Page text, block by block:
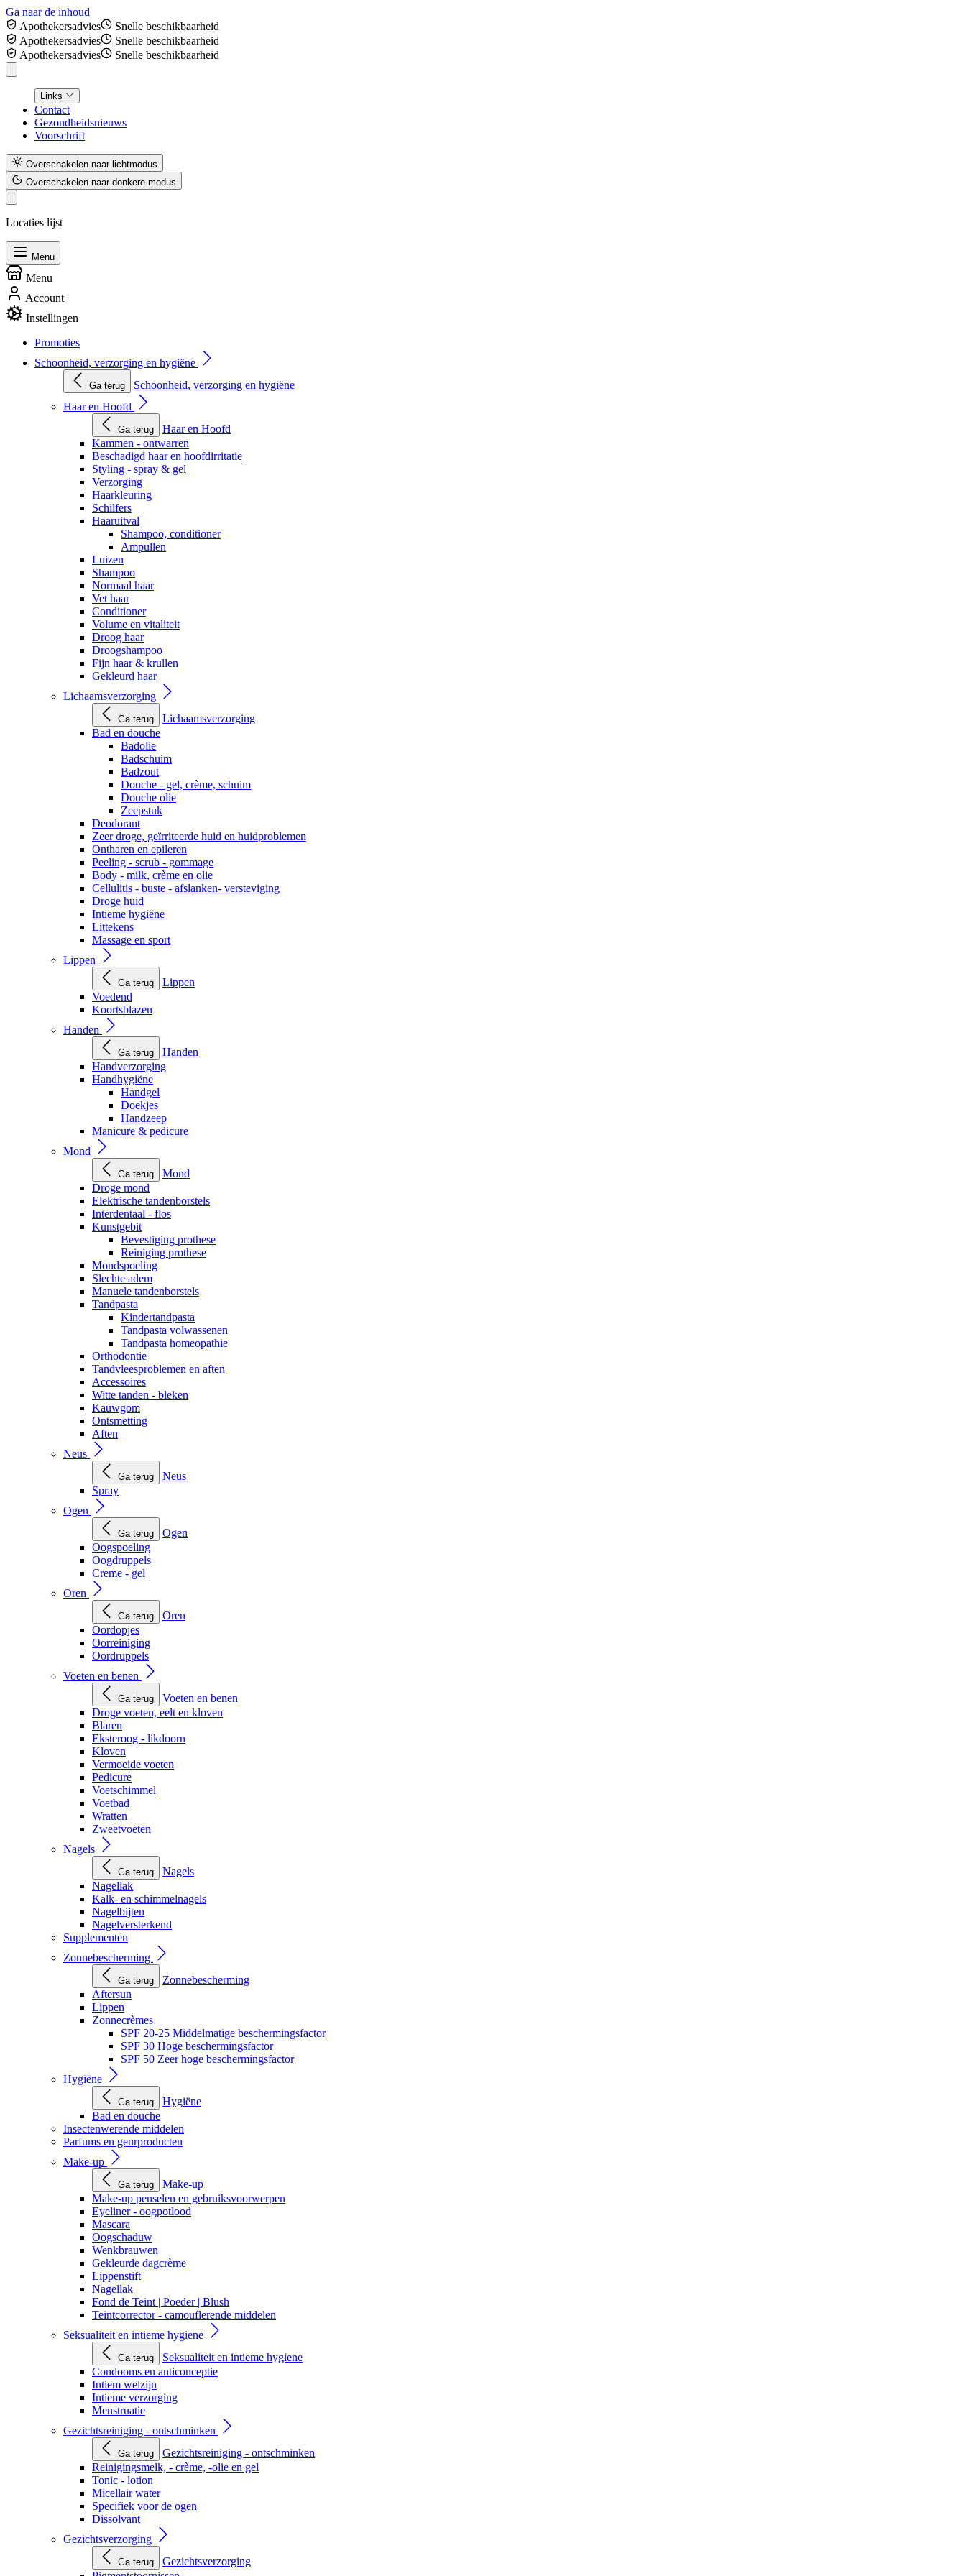
Ga naar de inhoud
Apothekersadvies
Snelle beschikbaarheid
Apothekersadvies
Snelle beschikbaarheid
Apothekersadvies
Snelle beschikbaarheid
Links
Contact
Gezondheidsnieuws
Voorschrift
Overschakelen naar lichtmodus
Overschakelen naar donkere modus
Locaties lijst
Menu
Menu
Account
Instellingen
Promoties
Schoonheid, verzorging en hygiëne
Ga terug
Schoonheid, verzorging en hygiëne
Haar en Hoofd
Ga terug
Haar en Hoofd
Kammen - ontwarren
Beschadigd haar en hoofdirritatie
Styling - spray & gel
Verzorging
Haarkleuring
Schilfers
Haaruitval
Shampoo, conditioner
Ampullen
Luizen
Shampoo
Normaal haar
Vet haar
Conditioner
Volume en vitaliteit
Droog haar
Droogshampoo
Fijn haar & krullen
Gekleurd haar
Lichaamsverzorging
Ga terug
Lichaamsverzorging
Bad en douche
Badolie
Badschuim
Badzout
Douche - gel, crème, schuim
Douche olie
Zeepstuk
Deodorant
Zeer droge, geïrriteerde huid en huidproblemen
Ontharen en epileren
Peeling - scrub - gommage
Body - milk, crème en olie
Cellulitis - buste - afslanken- versteviging
Droge huid
Intieme hygiëne
Littekens
Massage en sport
Lippen
Ga terug
Lippen
Voedend
Koortsblazen
Handen
Ga terug
Handen
Handverzorging
Handhygiëne
Handgel
Doekjes
Handzeep
Manicure & pedicure
Mond
Ga terug
Mond
Droge mond
Elektrische tandenborstels
Interdentaal - flos
Kunstgebit
Bevestiging prothese
Reiniging prothese
Mondspoeling
Slechte adem
Manuele tandenborstels
Tandpasta
Kindertandpasta
Tandpasta volwassenen
Tandpasta homeopathie
Orthodontie
Tandvleesproblemen en aften
Accessoires
Witte tanden - bleken
Kauwgom
Ontsmetting
Aften
Neus
Ga terug
Neus
Spray
Ogen
Ga terug
Ogen
Oogspoeling
Oogdruppels
Creme - gel
Oren
Ga terug
Oren
Oordopjes
Oorreiniging
Oordruppels
Voeten en benen
Ga terug
Voeten en benen
Droge voeten, eelt en kloven
Blaren
Eksteroog - likdoorn
Kloven
Vermoeide voeten
Pedicure
Voetschimmel
Voetbad
Wratten
Zweetvoeten
Nagels
Ga terug
Nagels
Nagellak
Kalk- en schimmelnagels
Nagelbijten
Nagelversterkend
Supplementen
Zonnebescherming
Ga terug
Zonnebescherming
Aftersun
Lippen
Zonnecrèmes
SPF 20-25 Middelmatige beschermingsfactor
SPF 30 Hoge beschermingsfactor
SPF 50 Zeer hoge beschermingsfactor
Hygiëne
Ga terug
Hygiëne
Bad en douche
Insectenwerende middelen
Parfums en geurproducten
Make-up
Ga terug
Make-up
Make-up penselen en gebruiksvoorwerpen
Eyeliner - oogpotlood
Mascara
Oogschaduw
Wenkbrauwen
Gekleurde dagcrème
Lippenstift
Nagellak
Fond de Teint | Poeder | Blush
Teintcorrector - camouflerende middelen
Seksualiteit en intieme hygiene
Ga terug
Seksualiteit en intieme hygiene
Condooms en anticonceptie
Intiem welzijn
Intieme verzorging
Menstruatie
Gezichtsreiniging - ontschminken
Ga terug
Gezichtsreiniging - ontschminken
Reinigingsmelk, - crème, -olie en gel
Tonic - lotion
Micellair water
Specifiek voor de ogen
Dissolvant
Gezichtsverzorging
Ga terug
Gezichtsverzorging